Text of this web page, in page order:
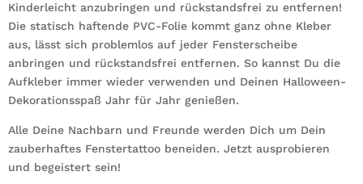
Kinderleicht anzubringen und rückstandsfrei zu entfernen!
Die statisch haftende PVC-Folie kommt ganz ohne Kleber
aus, lässt sich problemlos auf jeder Fensterscheibe
anbringen und rückstandsfrei entfernen. So kannst Du die
Aufkleber immer wieder verwenden und Deinen Halloween-
Dekorationsspaß Jahr für Jahr genießen.
Alle Deine Nachbarn und Freunde werden Dich um Dein
zauberhaftes Fenstertattoo beneiden. Jetzt ausprobieren
und begeistert sein!